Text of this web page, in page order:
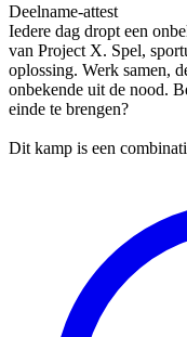
Deelname-attest
Iedere dag dropt een
van Project X. Spel,
oplossing. Werk samen,
onbekende uit de nood.
einde te brengen?
Dit kamp is een